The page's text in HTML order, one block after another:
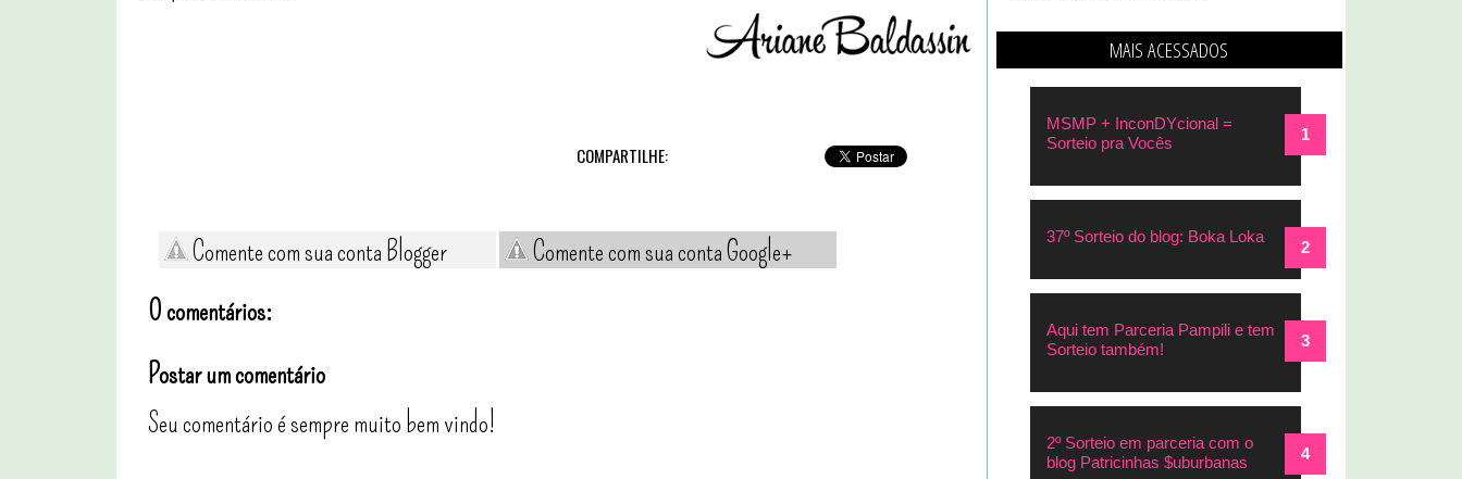
COMPARTILHE:
Comente com sua conta Blogger
Comente com sua conta Google+
0 comentários:
Postar um comentário
Seu comentário é sempre muito bem vindo!
MAIS ACESSADOS
MSMP + InconDYcional =
Sorteio pra Vocês
37º Sorteio do blog: Boka Loka
Aqui tem Parceria Pampili e tem
Sorteio também!
2º Sorteio em parceria com o
blog Patricinhas $uburbanas